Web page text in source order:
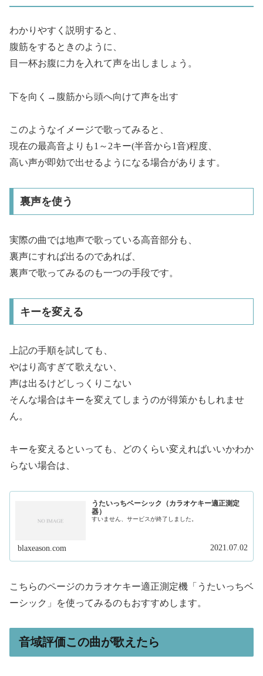
わかりやすく説明すると、
腹筋をするときのように、
目一杯お腹に力を入れて声を出しましょう。
下を向く→腹筋から頭へ向けて声を出す
このようなイメージで歌ってみると、
現在の最高音よりも1～2キー(半音から1音)程度、
高い声が即効で出せるようになる場合があります。
裏声を使う
実際の曲では地声で歌っている高音部分も、
裏声にすれば出るのであれば、
裏声で歌ってみるのも一つの手段です。
キーを変える
上記の手順を試しても、
やはり高すぎて歌えない、
声は出るけどしっくりこない
そんな場合はキーを変えてしまうのが得策かもしれませ
ん。
キーを変えるといっても、どのくらい変えればいいかわか
らない場合は、
うたいっちベーシック（カラオケキー適正測定
器）
すいません、サービスが終了しました。
blaxeason.com 2021.07.02
こちらのページのカラオケキー適正測定機「うたいっちベ
ーシック」を使ってみるのもおすすめします。
音域評価この曲が歌えたら